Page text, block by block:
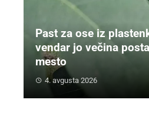
Past za ose iz
vendar jo večina
mesto
4. avgusta 2026